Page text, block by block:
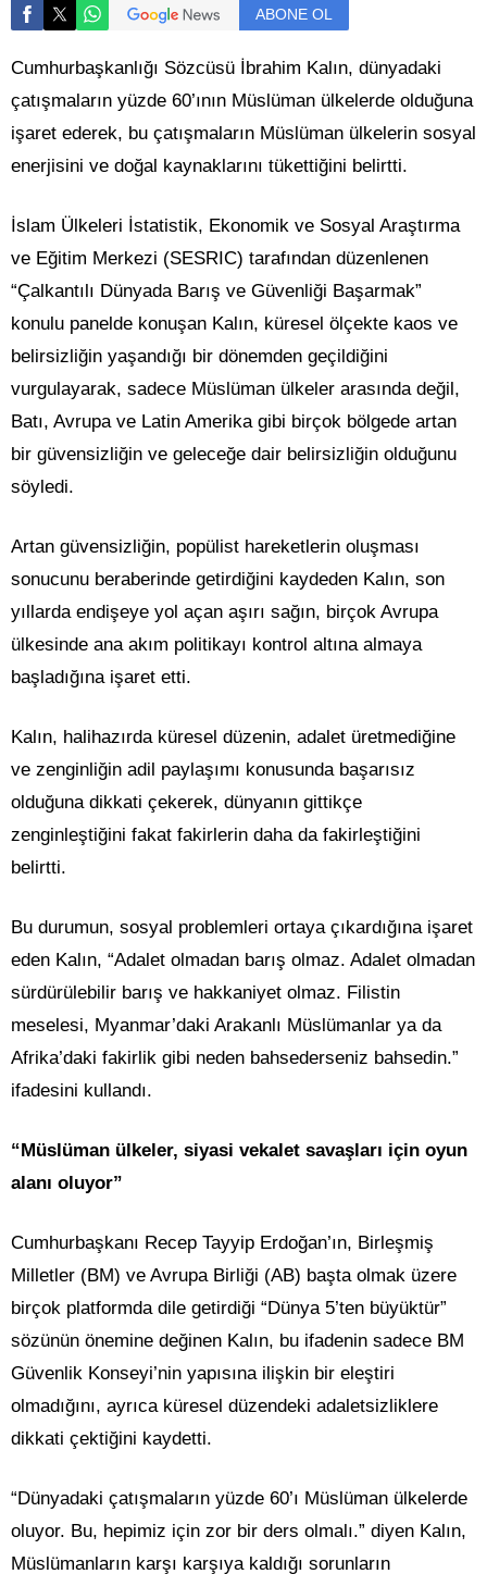
ABONE OL
Cumhurbaşkanlığı Sözcüsü İbrahim Kalın, dünyadaki
çatışmaların yüzde 60’ının Müslüman ülkelerde olduğuna
işaret ederek, bu çatışmaların Müslüman ülkelerin sosyal
enerjisini ve doğal kaynaklarını tükettiğini belirtti.
İslam Ülkeleri İstatistik, Ekonomik ve Sosyal Araştırma
ve Eğitim Merkezi (SESRIC) tarafından düzenlenen
“Çalkantılı Dünyada Barış ve Güvenliği Başarmak”
konulu panelde konuşan Kalın, küresel ölçekte kaos ve
belirsizliğin yaşandığı bir dönemden geçildiğini
vurgulayarak, sadece Müslüman ülkeler arasında değil,
Batı, Avrupa ve Latin Amerika gibi birçok bölgede artan
bir güvensizliğin ve geleceğe dair belirsizliğin olduğunu
söyledi.
Artan güvensizliğin, popülist hareketlerin oluşması
sonucunu beraberinde getirdiğini kaydeden Kalın, son
yıllarda endişeye yol açan aşırı sağın, birçok Avrupa
ülkesinde ana akım politikayı kontrol altına almaya
başladığına işaret etti.
Kalın, halihazırda küresel düzenin, adalet üretmediğine
ve zenginliğin adil paylaşımı konusunda başarısız
olduğuna dikkati çekerek, dünyanın gittikçe
zenginleştiğini fakat fakirlerin daha da fakirleştiğini
belirtti.
Bu durumun, sosyal problemleri ortaya çıkardığına işaret
eden Kalın, “Adalet olmadan barış olmaz. Adalet olmadan
sürdürülebilir barış ve hakkaniyet olmaz. Filistin
meselesi, Myanmar’daki Arakanlı Müslümanlar ya da
Afrika’daki fakirlik gibi neden bahsederseniz bahsedin.”
ifadesini kullandı.
“Müslüman ülkeler, siyasi vekalet savaşları için oyun
alanı oluyor”
Cumhurbaşkanı Recep Tayyip Erdoğan’ın, Birleşmiş
Milletler (BM) ve Avrupa Birliği (AB) başta olmak üzere
birçok platformda dile getirdiği “Dünya 5’ten büyüktür”
sözünün önemine değinen Kalın, bu ifadenin sadece BM
Güvenlik Konseyi’nin yapısına ilişkin bir eleştiri
olmadığını, ayrıca küresel düzendeki adaletsizliklere
dikkati çektiğini kaydetti.
“Dünyadaki çatışmaların yüzde 60’ı Müslüman ülkelerde
oluyor. Bu, hepimiz için zor bir ders olmalı.” diyen Kalın,
Müslümanların karşı karşıya kaldığı sorunların